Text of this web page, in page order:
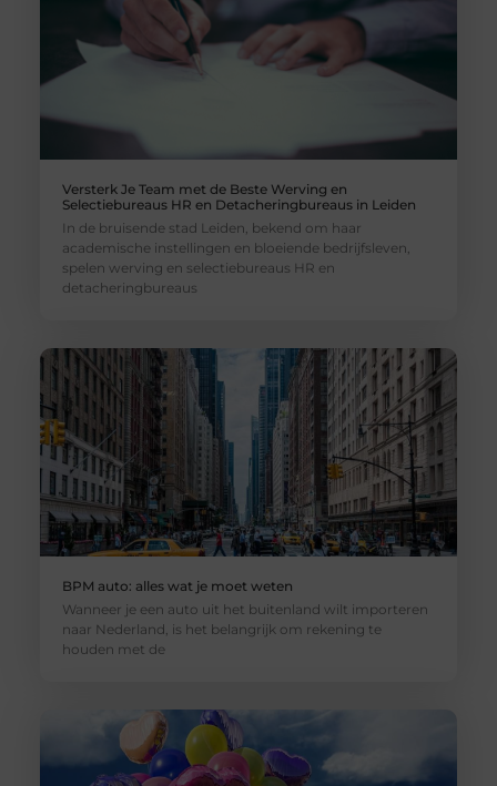
Versterk Je Team met de Beste Werving en
Selectiebureaus HR en Detacheringbureaus in Leiden
In de bruisende stad Leiden, bekend om haar
academische instellingen en bloeiende bedrijfsleven,
spelen werving en selectiebureaus HR en
detacheringbureaus
BPM auto: alles wat je moet weten
Wanneer je een auto uit het buitenland wilt importeren
naar Nederland, is het belangrijk om rekening te
houden met de